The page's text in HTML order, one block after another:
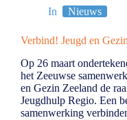
In Nieuws
Verbind! Jeugd en
Op 26 maart
het Zeeuwse
en Gezin Zeeland de
Jeugdhulp Regio. Een
samenwerking